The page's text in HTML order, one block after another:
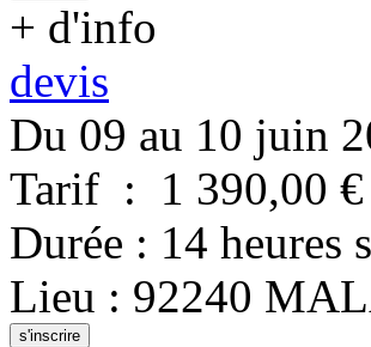
+ d'info
devis
Du 09 au 10 juin
Tarif : 1 390,00
Durée : 14 heures
Lieu : 92240
s'inscrire